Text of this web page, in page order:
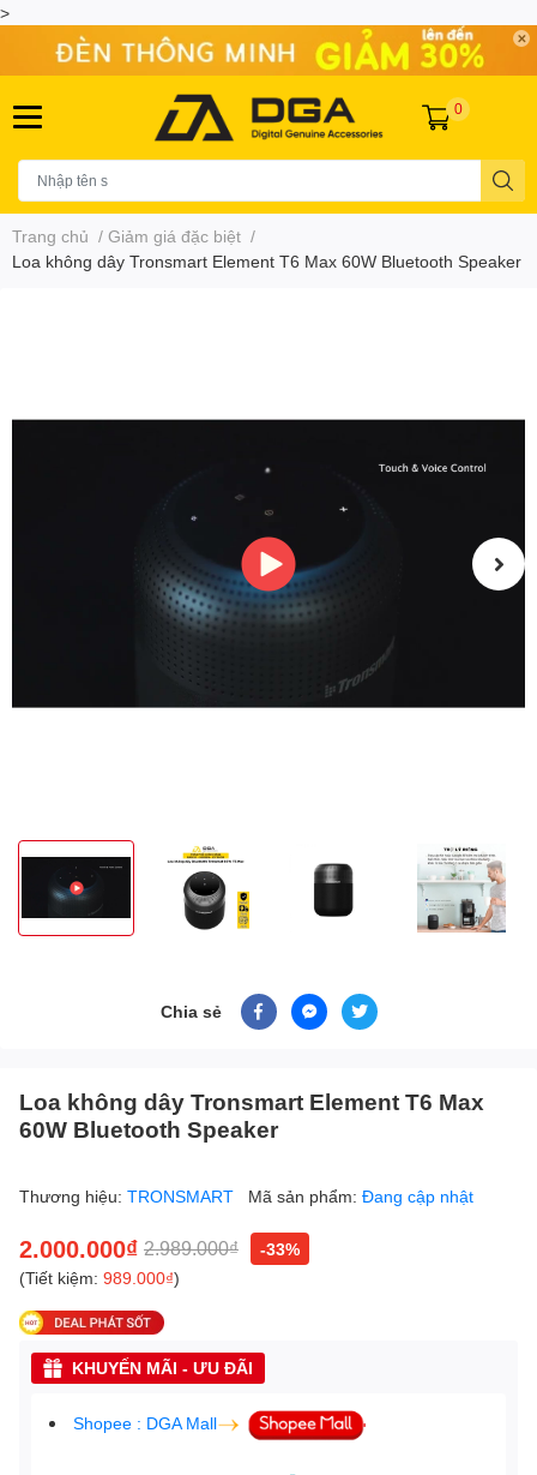
>
0
Trang chủ / Giảm giá đặc biệt /
Loa không dây Tronsmart Element T6 Max 60W Bluetooth Speaker
Chia sẻ
Loa không dây Tronsmart Element T6 Max
60W Bluetooth Speaker
Thương hiệu: TRONSMART Mã sản phẩm: Đang cập nhật
2.000.000₫ 2.989.000₫
-33%
(Tiết kiệm: 989.000₫)
KHUYẾN MÃI - ƯU ĐÃI
Shopee : DGA Mall